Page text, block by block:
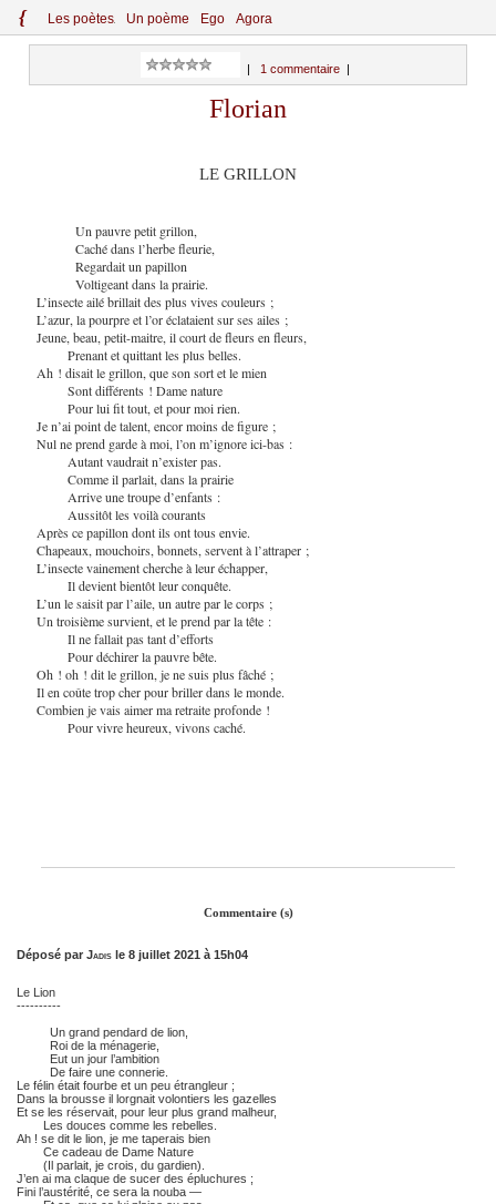
{ Les poètes Un poème Ego Agora
1 commentaire|
Florian
LE GRILLON
Un pauvre petit grillon,
Caché dans l’herbe fleurie,
Regardait un papillon
Voltigeant dans la prairie.
L’insecte ailé brillait des plus vives couleurs ;
L’azur, la pourpre et l’or éclataient sur ses ailes ;
Jeune, beau, petit-maitre, il court de fleurs en fleurs,
Prenant et quittant les plus belles.
Ah ! disait le grillon, que son sort et le mien
Sont différents ! Dame nature
Pour lui fit tout, et pour moi rien.
Je n’ai point de talent, encor moins de figure ;
Nul ne prend garde à moi, l’on m’ignore ici-bas :
Autant vaudrait n’exister pas.
Comme il parlait, dans la prairie
Arrive une troupe d’enfants :
Aussitôt les voilà courants
Après ce papillon dont ils ont tous envie.
Chapeaux, mouchoirs, bonnets, servent à l’attraper ;
L’insecte vainement cherche à leur échapper,
Il devient bientôt leur conquête.
L’un le saisit par l’aile, un autre par le corps ;
Un troisième survient, et le prend par la tête :
Il ne fallait pas tant d’efforts
Pour déchirer la pauvre bête.
Oh ! oh ! dit le grillon, je ne suis plus fâché ;
Il en coûte trop cher pour briller dans le monde.
Combien je vais aimer ma retraite profonde !
Pour vivre heureux, vivons caché.
Commentaire (s)
Déposé par Jadis le 8 juillet 2021 à 15h04
Le Lion
----------
Un grand pendard de lion,
Roi de la ménagerie,
Eut un jour l’ambition
De faire une connerie.
Le félin était fourbe et un peu étrangleur ;
Dans la brousse il lorgnait volontiers les gazelles
Et se les réservait, pour leur plus grand malheur,
Les douces comme les rebelles.
Ah ! se dit le lion, je me taperais bien
Ce cadeau de Dame Nature
(Il parlait, je crois, du gardien).
J’en ai ma claque de sucer des épluchures ;
Fini l’austérité, ce sera la nouba —